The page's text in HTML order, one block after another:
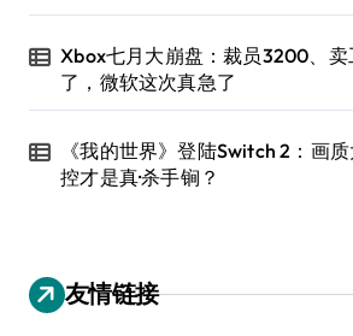
Xbox七月大崩盘：裁员3200、卖
了，微软这次真急了
《我的世界》登陆Switch 2：画
控才是真·杀手锏？
友情链接